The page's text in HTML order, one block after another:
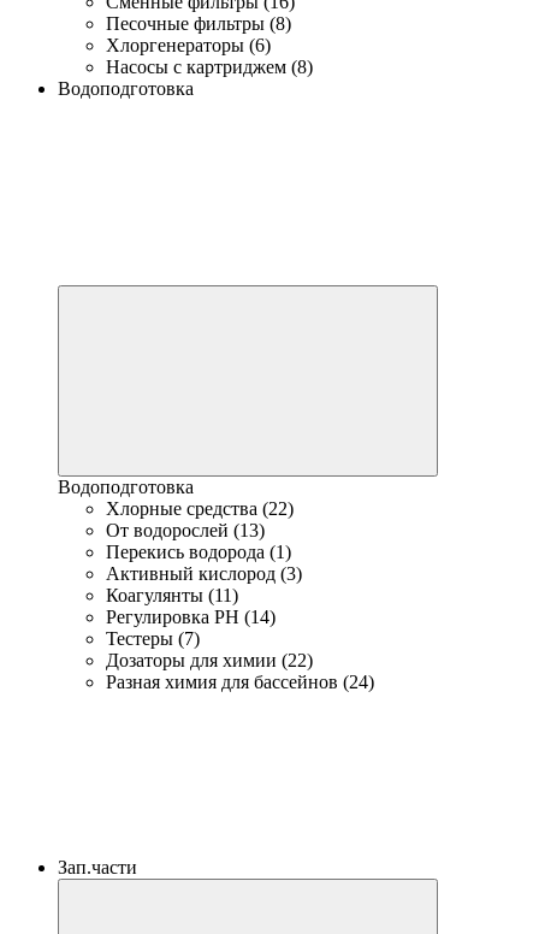
Песочные фильтры (8)
Хлоргенераторы (6)
Насосы с картриджем (8)
Водоподготовка
Водоподготовка
Хлорные средства (22)
От водорослей (13)
Перекись водорода (1)
Активный кислород (3)
Коагулянты (11)
Регулировка PH (14)
Тестеры (7)
Дозаторы для химии (22)
Разная химия для бассейнов (24)
Зап.части